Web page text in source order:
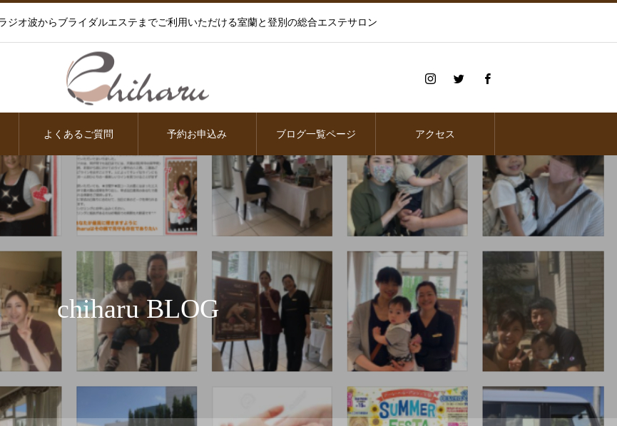
ジオ波からブライダルエステまでご利用いただける室蘭と登別の総合エステサロン
よくあるご質問 予約お申込み ブログ一覧ページ アクセス
chiharu BLOG